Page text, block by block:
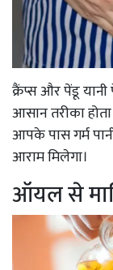
क्रैंप्स और पेंडू
आसान तरीका
आपके पास गर्म
आराम मिलेगा।
ऑयल से